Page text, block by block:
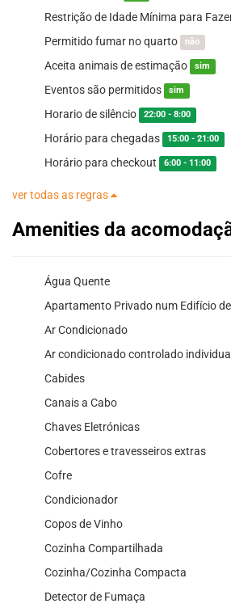
Restrição de Idade Mínima para
Permitido fumar no quarto não
Aceita animais de estimação sim
Eventos são permitidos sim
Horario de silêncio 22:00 - 8:00
Horário para chegadas 15:00 - 21:00
Horário para checkout 6:00 - 11:00
ver todas as regras
Amenities da
Água Quente
Apartamento Privado num Edifício
Ar Condicionado
Ar condicionado controlado
Cabides
Canais a Cabo
Chaves Eletrónicas
Cobertores e travesseiros extras
Cofre
Condicionador
Copos de Vinho
Cozinha Compartilhada
Cozinha/Cozinha Compacta
Detector de Fumaça